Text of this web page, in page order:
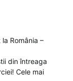
România –
din întreaga
Cele mai